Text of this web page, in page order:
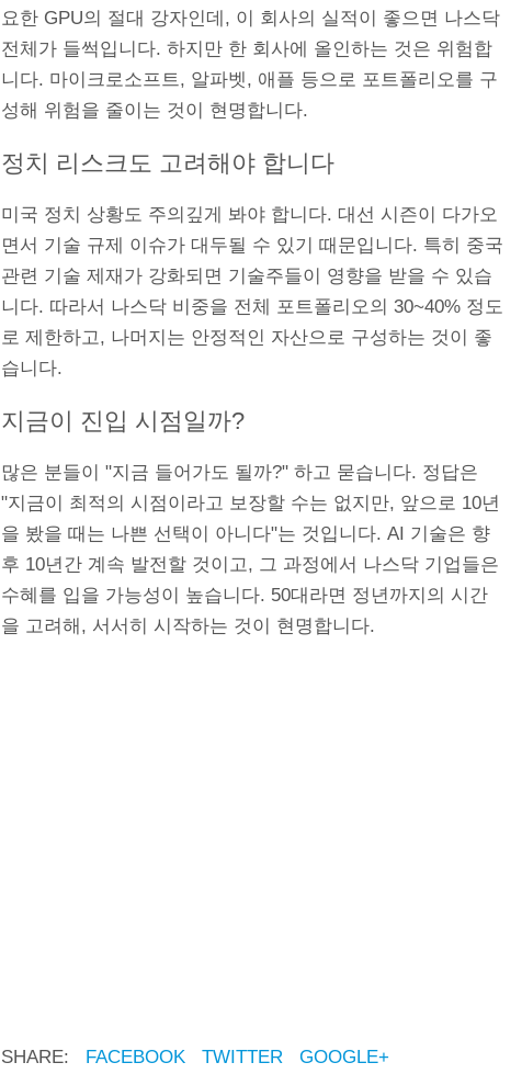
요한 GPU의 절대 강자인데, 이 회사의 실적이 좋으면 나스닥
전체가 들썩입니다. 하지만 한 회사에 올인하는 것은 위험합
니다. 마이크로소프트, 알파벳, 애플 등으로 포트폴리오를 구
성해 위험을 줄이는 것이 현명합니다.
정치 리스크도 고려해야 합니다
미국 정치 상황도 주의깊게 봐야 합니다. 대선 시즌이 다가오
면서 기술 규제 이슈가 대두될 수 있기 때문입니다. 특히 중국
관련 기술 제재가 강화되면 기술주들이 영향을 받을 수 있습
니다. 따라서 나스닥 비중을 전체 포트폴리오의 30~40% 정도
로 제한하고, 나머지는 안정적인 자산으로 구성하는 것이 좋
습니다.
지금이 진입 시점일까?
많은 분들이 "지금 들어가도 될까?" 하고 묻습니다. 정답은
"지금이 최적의 시점이라고 보장할 수는 없지만, 앞으로 10년
을 봤을 때는 나쁜 선택이 아니다"는 것입니다. AI 기술은 향
후 10년간 계속 발전할 것이고, 그 과정에서 나스닥 기업들은
수혜를 입을 가능성이 높습니다. 50대라면 정년까지의 시간
을 고려해, 서서히 시작하는 것이 현명합니다.
SHARE: FACEBOOK TWITTER GOOGLE+